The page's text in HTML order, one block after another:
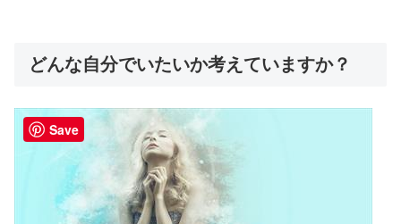
どんな自分でいたいか考えていますか？
Save